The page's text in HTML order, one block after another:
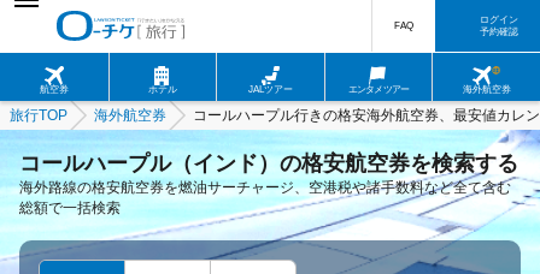
航空券 ホテル JALツアー エンタメツアー 海外航空券
FAQ
ログイン
予約確認
旅行TOP 海外航空券 コールハープル行きの格安海外航空券、最安値カレ
コールハープル（インド）の格安航空券を検索する
海外路線の格安航空券を燃油サーチャージ、空港税や諸手数料など全て含む
総額で一括検索